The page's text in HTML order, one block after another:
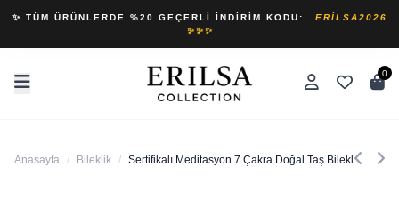
✨ TÜM ÜRÜNLERDE %20 GEÇERLI İNDIRIM KODU:
ERILSA2026
✨✨✨
0
Anasayfa / Bileklik / Sertifikalı Meditasyon 7 Çakra Doğal Taş Bileklik -